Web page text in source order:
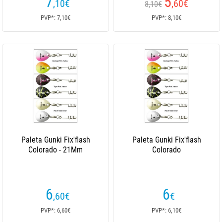
,10€
PVP*: 7,10€
8,10€ ,60€
PVP*: 8,10€
Paleta Gunki Fix'flash
Colorado - 21Mm
6,60€
PVP*: 6,60€
Paleta Gunki Fix'flash
Colorado
6€
PVP*: 6,10€